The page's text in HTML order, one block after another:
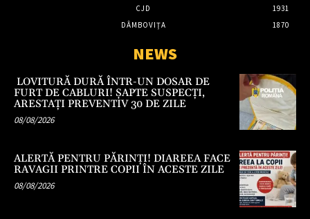
CJD
1931
DÂMBOVIŢA
1870
NEWS
LOVITURĂ DURĂ ÎNTR-UN DOSAR DE
FURT DE CABLURI! ȘAPTE SUSPECȚI,
ARESTAȚI PREVENTIV 30 DE ZILE
08/08/2026
ALERTĂ PENTRU PĂRINȚI! DIAREEA FACE
RAVAGII PRINTRE COPII ÎN ACESTE ZILE
08/08/2026